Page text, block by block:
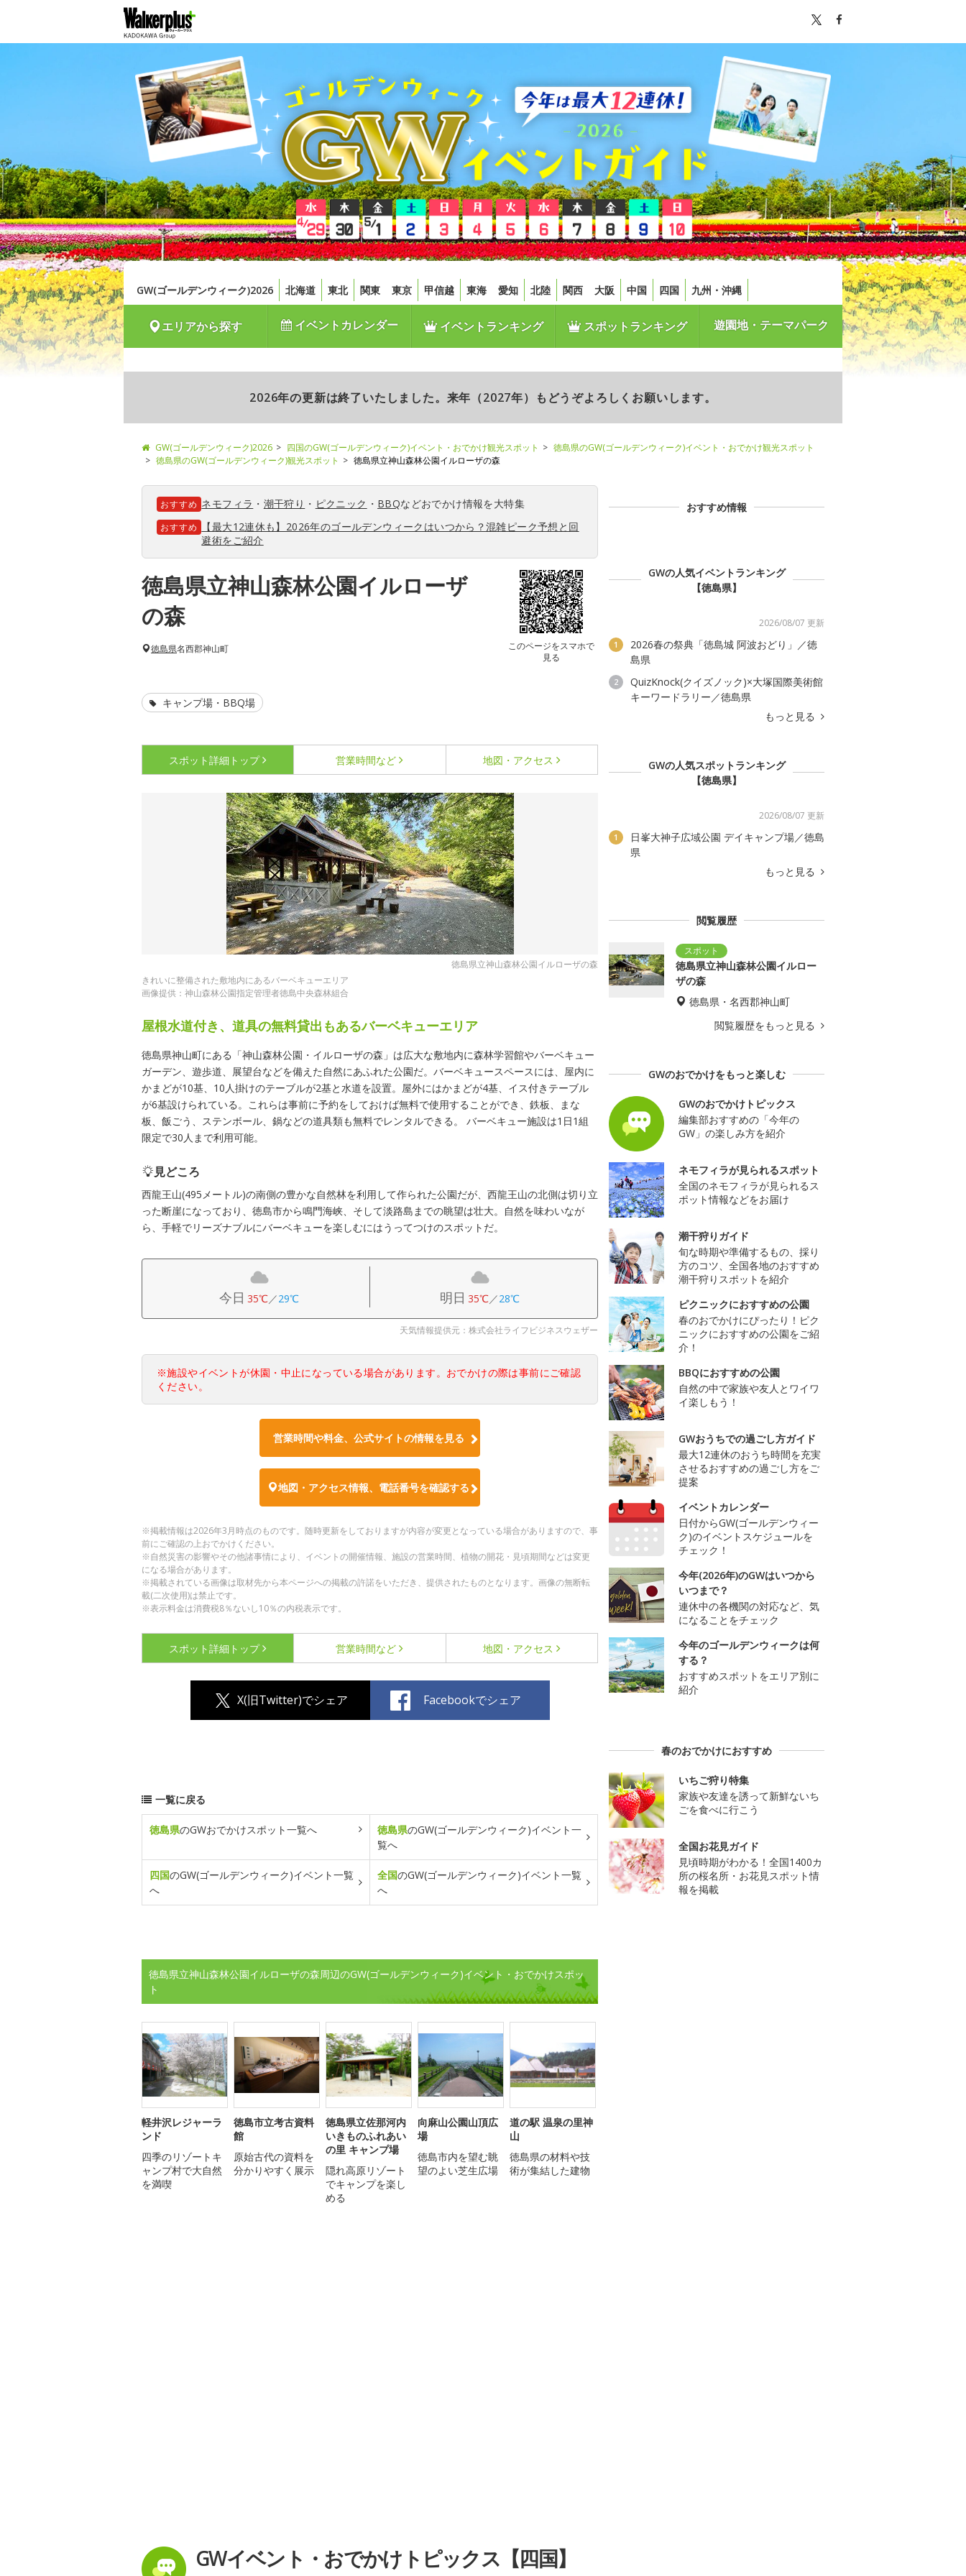
GW(ゴールデンウィーク)2026 北海道 東北 関東 東京 甲信越 東海 愛知 北陸 関西 大阪 中国 四国 九州・沖縄
エリアから探す イベントカレンダー イベントランキング スポットランキング 遊園地・テーマパーク
2026年の更新は終了いたしました。来年（2027年）もどうぞよろしくお願いします。
GW(ゴールデンウィーク)2026 四国のGW(ゴールデンウィーク)イベント・おでかけ観光スポット
徳島県のGW(ゴールデンウィーク)イベント・おでかけ観光スポット
徳島県のGW(ゴールデンウィーク)観光スポット
徳島県立神山森林公園イルローザの森
おすすめ ネモフィラ ・ 潮干狩り ・ ピクニック ・ BBQなどおでかけ情報を大特集
おすすめ
【最大12連休も】2026年のゴールデンウィークはいつから？混雑ピーク予想と回
避術をご紹介
徳島県立神山森林公園イルローザ
の森
このページをスマホで
見る
徳島県名西郡神山町
キャンプ場・BBQ場
スポット詳細 トップ 営業時間など 地図・アクセス
徳島県立神山森林公園イルローザの森
きれいに整備された敷地内にあるバーベキューエリア
画像提供：神山森林公園指定管理者徳島中央森林組合
屋根水道付き、道具の無料貸出もあるバーベキューエリア
徳島県神山町にある「神山森林公園・イルローザの森」は広大な敷地内に森林学習館やバーベキュー
ガーデン、遊歩道、展望台などを備えた自然にあふれた公園だ。バーベキュースペースには、屋内に
かまどが10基、10人掛けのテーブルが2基と水道を設置。屋外にはかまどが4基、イス付きテーブル
が6基設けられている。これらは事前に予約をしておけば無料で使用することができ、鉄板、まな
板、飯ごう、ステンボール、鍋などの道具類も無料でレンタルできる。 バーベキュー施設は1日1組
限定で30人まで利用可能。
見どころ
西龍王山(495メートル)の南側の豊かな自然林を利用して作られた公園だが、西龍王山の北側は切り立
った断崖になっており、徳島市から鳴門海峡、そして淡路島までの眺望は壮大。自然を味わいなが
ら、手軽でリーズナブルにバーベキューを楽しむにはうってつけのスポットだ。
今日 35℃／29℃ 明日 35℃／28℃
天気情報提供元：株式会社ライフビジネスウェザー
※施設やイベントが休園・中止になっている場合があります。おでかけの際は事前にご確認
ください。
営業時間や料金、公式サイトの情報を見る
地図・アクセス情報、電話番号を確認する
※掲載情報は2026年3月時点のものです。随時更新をしておりますが内容が変更となっている場合がありますので、事
前にご確認の上おでかけください。
※自然災害の影響やその他諸事情により、イベントの開催情報、施設の営業時間、植物の開花・見頃期間などは変更
になる場合があります。
※掲載されている画像は取材先から本ページへの掲載の許諾をいただき、提供されたものとなります。画像の無断転
載(二次使用)は禁止です。
※表示料金は消費税8％ないし10％の内税表示です。
スポット詳細 トップ 営業時間など 地図・アクセス
X(旧Twitter)でシェア Facebookでシェア
一覧に戻る
徳島県のGWおでかけスポット一覧へ 徳島県のGW(ゴールデンウィーク)イベント一
覧へ
四国のGW(ゴールデンウィーク)イベント一覧
へ
全国のGW(ゴールデンウィーク)イベント一覧
へ
徳島県立神山森林公園イルローザの森周辺のGW(ゴールデンウィーク)イベント・おでかけスポッ
ト
軽井沢レジャーラ
ンド
四季のリゾートキ
ャンプ村で大自然
を満喫
徳島市立考古資料
館
原始古代の資料を
分かりやすく展示
徳島県立佐那河内
いきものふれあい
の里 キャンプ場
隠れ高原リゾート
でキャンプを楽し
める
向麻山公園山頂広
場
徳島市内を望む眺
望のよい芝生広場
道の駅 温泉の里神
山
徳島県の材料や技
術が集結した建物
GWイベント・おでかけトピックス【四国】
おすすめ情報
GWの人気イベントランキング
【徳島県】
2026/08/07 更新
1
2026春の祭典「徳島城 阿波おどり」／徳
島県
2
QuizKnock(クイズノック)×大塚国際美術館
キーワードラリー／徳島県
もっと見る
GWの人気スポットランキング
【徳島県】
2026/08/07 更新
1
日峯大神子広域公園 デイキャンプ場／徳島
県
もっと見る
閲覧履歴
徳島県立神山森林公園イルロー
ザの森
徳島県・名西郡神山町
閲覧履歴をもっと見る
GWのおでかけをもっと楽しむ
GWのおでかけトピックス
編集部おすすめの「今年の
GW」の楽しみ方を紹介
ネモフィラが見られるスポット
全国のネモフィラが見られるス
ポット情報などをお届け
潮干狩りガイド
旬な時期や準備するもの、採り
方のコツ、全国各地のおすすめ
潮干狩りスポットを紹介
ピクニックにおすすめの公園
春のおでかけにぴったり！ピク
ニックにおすすめの公園をご紹
介！
BBQにおすすめの公園
自然の中で家族や友人とワイワ
イ楽しもう！
GWおうちでの過ごし方ガイド
最大12連休のおうち時間を充実
させるおすすめの過ごし方をご
提案
イベントカレンダー
日付からGW(ゴールデンウィー
ク)のイベントスケジュールを
チェック！
今年(2026年)のGWはいつから
いつまで？
連休中の各機関の対応など、気
になることをチェック
今年のゴールデンウィークは何
する？
おすすめスポットをエリア別に
紹介
春のおでかけにおすすめ
いちご狩り特集
家族や友達を誘って新鮮ないち
ごを食べに行こう
全国お花見ガイド
見頃時期がわかる！全国1400カ
所の桜名所・お花見スポット情
報を掲載